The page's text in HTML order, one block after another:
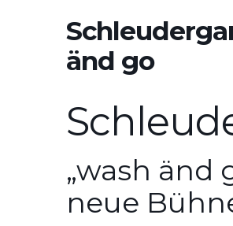
änd go
„wash änd
neue